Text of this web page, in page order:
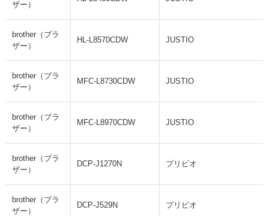
ザー）
brother（ブラ
ザー）
HL-L8570CDW JUSTIO
brother（ブラ
ザー）
MFC-L8730CDW JUSTIO
brother（ブラ
ザー）
MFC-L8970CDW JUSTIO
brother（ブラ
ザー）
DCP-J1270N プリビオ
brother（ブラ
ザー）
DCP-J529N プリビオ